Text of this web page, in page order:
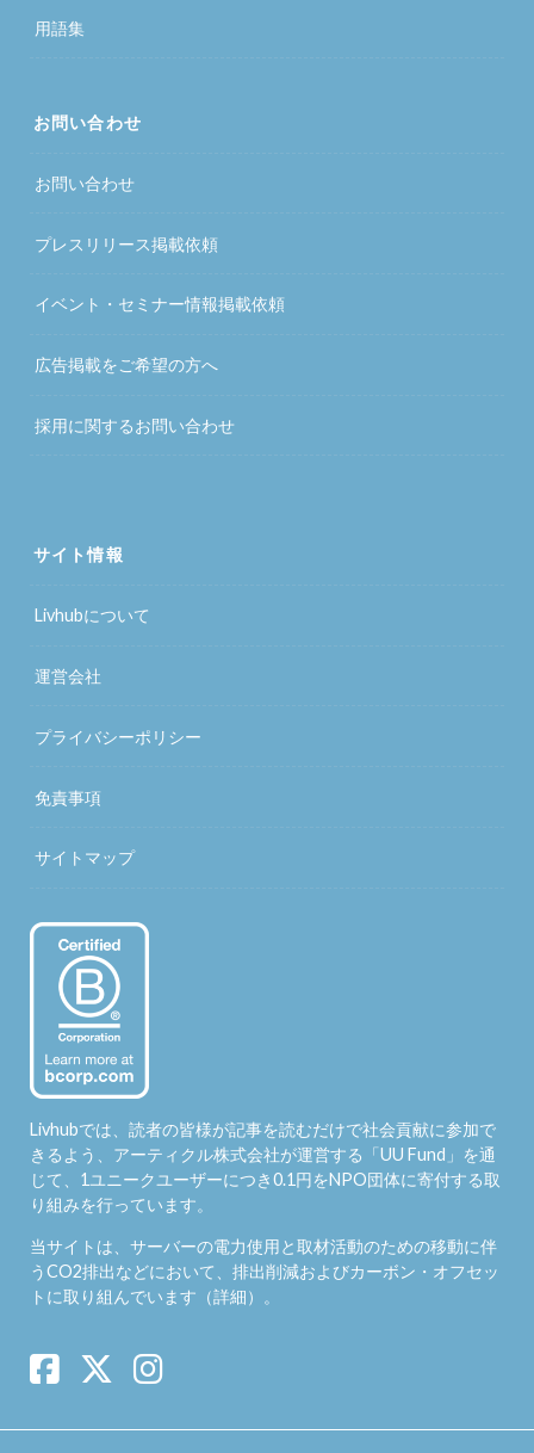
用語集
お問い合わせ
お問い合わせ
プレスリリース掲載依頼
イベント・セミナー情報掲載依頼
広告掲載をご希望の方へ
採用に関するお問い合わせ
サイト情報
Livhubについて
運営会社
プライバシーポリシー
免責事項
サイトマップ
Livhubでは、読者の皆様が記事を読むだけで社会貢献に参加で
きるよう、アーティクル株式会社が運営する「UU Fund 」を通
じて、1ユニークユーザーにつき0.1円をNPO団体に寄付する取
り組みを行っています。
当サイトは、サーバーの電力使用と取材活動のための移動に伴
うCO2排出などにおいて、排出削減およびカーボン・オフセッ
トに取り組んでいます（詳細）。